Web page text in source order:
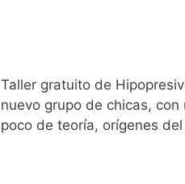
Taller gratuito de
nuevo grupo de chicas,
poco de teoría, orígenes